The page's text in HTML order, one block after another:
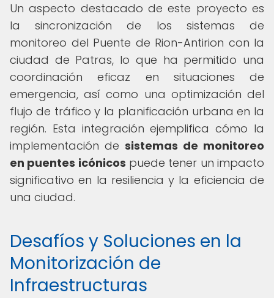
Un aspecto destacado de este proyecto es
la sincronización de los sistemas de
monitoreo del Puente de Rion-Antirion con la
ciudad de Patras, lo que ha permitido una
coordinación eficaz en situaciones de
emergencia, así como una optimización del
flujo de tráfico y la planificación urbana en la
región. Esta integración ejemplifica cómo la
implementación de sistemas de monitoreo
en puentes icónicos puede tener un impacto
significativo en la resiliencia y la eficiencia de
una ciudad.
Desafíos y Soluciones en la
Monitorización de
Infraestructuras